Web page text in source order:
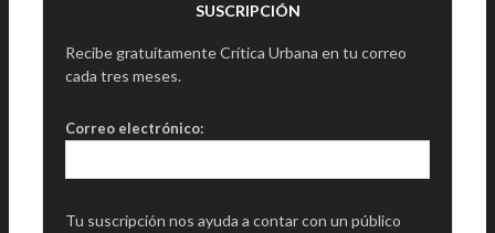
SUSCRIPCIÓN
Recibe gratuitamente Crítica Urbana en tu correo
cada tres meses.
Correo electrónico:
Tu suscripción nos ayuda a contar con un público